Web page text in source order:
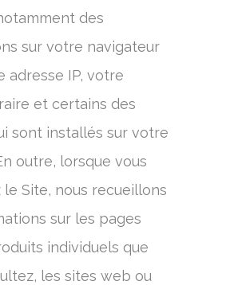
des
sur votre navigateur
adresse IP, votre
et certains des
sont installés sur votre
outre, lorsque vous
le Site, nous recueillons
sur les pages
individuels que
les sites web ou